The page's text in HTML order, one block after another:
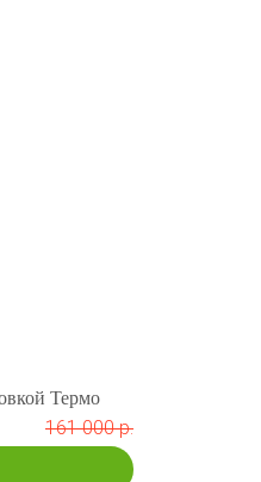
Термо
161 000 р.